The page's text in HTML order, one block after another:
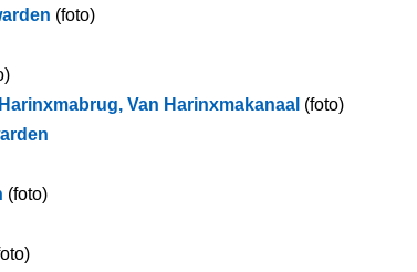
(foto)
Van Harinxmakanaal (foto)
(foto)